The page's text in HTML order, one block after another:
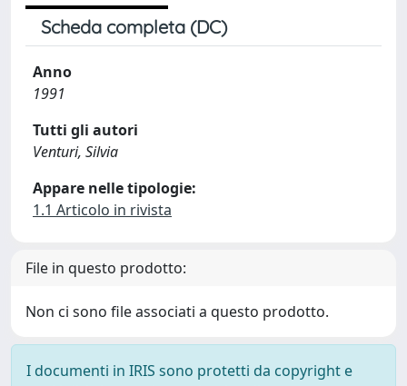
Scheda completa (DC)
Anno
1991
Tutti gli autori
Venturi, Silvia
Appare nelle tipologie:
1.1 Articolo in rivista
File in questo prodotto:
Non ci sono file associati a questo prodotto.
I documenti in IRIS sono protetti da copyright e